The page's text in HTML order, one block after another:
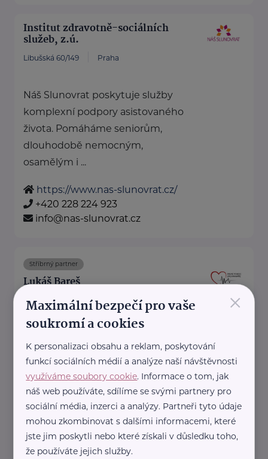
Institut zdravotně-sociálních
služeb, z.ú.
Libušská 60/149 Praha
Náš Slunovrat poskytuje služby
komplexní podpory asistovaného
života. Pomáháme seniorům,
dlouhodobě nemocným,
osamělým i ...
https://www.nas-slunovrat.cz/
+420 228 224 923
info@nas-slunovrat.cz
Stříbrný partner
Lukáš Bareš
Jiřice 298 Jiřice
Jsem záchranář a lektor první
touhou posunout ...
https://prvnipomoczachranare.webnode.cz/
+420 775 167 640
prvnipomoczachranare@gmail.com
×
Maximální bezpečí pro vaše
soukromí a cookies
K personalizaci obsahu a reklam, poskytování
funkcí sociálních médií a analýze naší návštěvnosti
využíváme soubory cookie. Informace o tom, jak
náš web používáte, sdílíme se svými partnery pro
sociální média, inzerci a analýzy. Partneři tyto údaje
mohou zkombinovat s dalšími informacemi, které
jste jim poskytli nebo které získali v důsledku toho,
že používáte jejich služby.